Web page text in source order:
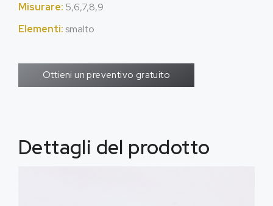
Misurare: 5,6,7,8,9
Elementi: smalto
Ottieni un preventivo gratuito
Dettagli del prodotto